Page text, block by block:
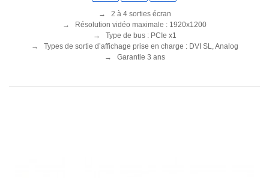
→ 2 à 4 sorties écran
→ Résolution vidéo maximale : 1920x1200
→ Type de bus : PCIe x1
→ Types de sortie d’affichage prise en charge : DVI SL, Analog
→ Garantie 3 ans